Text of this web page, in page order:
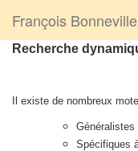
François Bonneville
Recherche
Il existe de nombreux
Généralistes
Spécifiques